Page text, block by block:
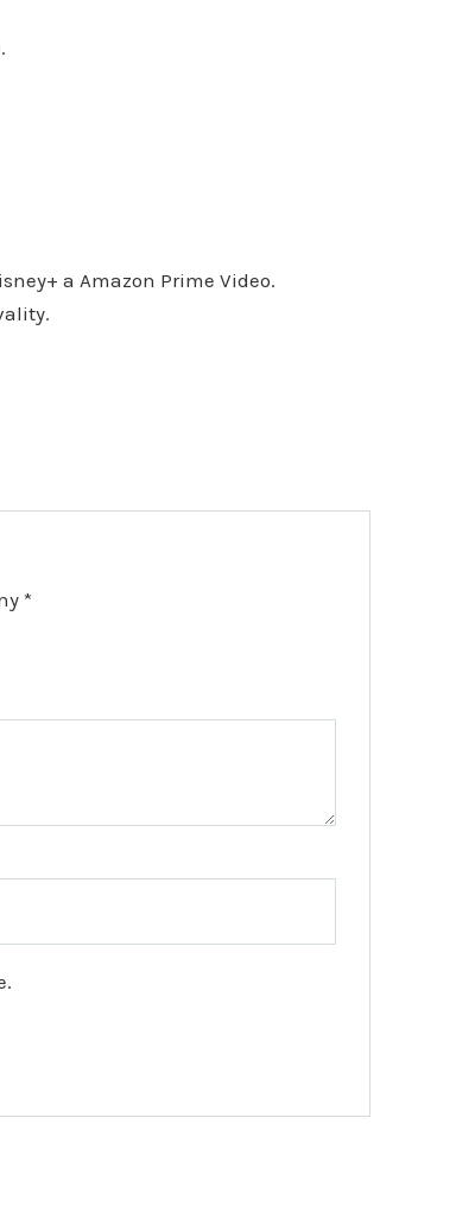
a Amazon Prime Video.
*